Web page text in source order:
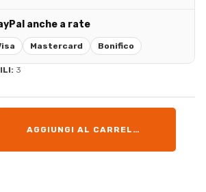
anche a rate
Mastercard Bonifico
3
AGGIUNGI AL CARRELLO